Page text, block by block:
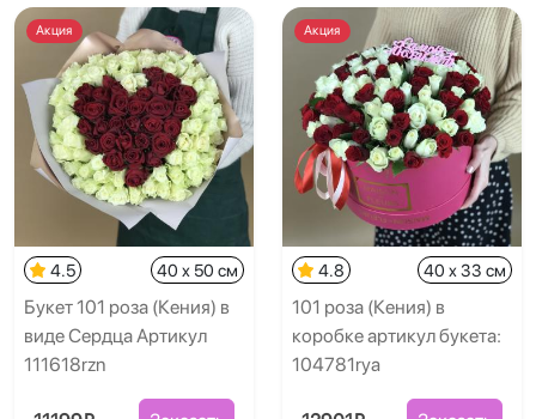
Акция
4.5 40 x 50 см
Букет 101 роза (Кения) в
виде Сердца Артикул
111618rzn
Акция
4.8 40 x 33 см
101 роза (Кения) в
коробке артикул букета:
104781rya